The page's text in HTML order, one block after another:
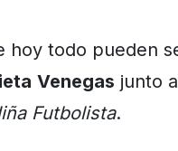
hoy todo pueden
Venegas junto
Futbolista.